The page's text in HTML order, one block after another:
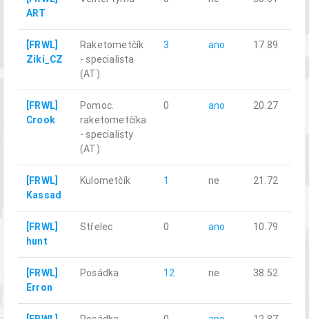
ART
[FRWL]
Ziki_CZ
Raketometčík
- specialista
(AT)
3 ano 17.89
[FRWL]
Crook
Pomoc.
raketometčíka
- specialisty
(AT)
0 ano 20.27
[FRWL]
Kassad
Kulometčík 1 ne 21.72
[FRWL]
hunt
Střelec 0 ano 10.79
[FRWL]
Erron
Posádka 12 ne 38.52